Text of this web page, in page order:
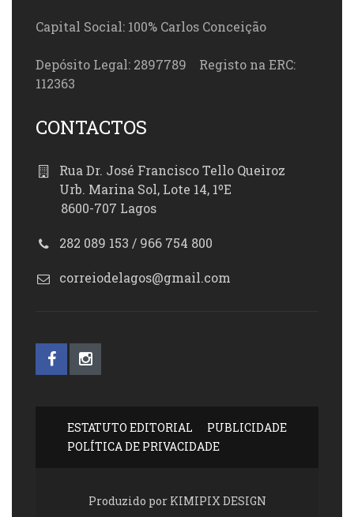
Capital Social: 100% Carlos Conceição
Depósito Legal: 2897789 Registo na ERC:
112363
CONTACTOS
Rua Dr. José Francisco Tello Queiroz
Urb. Marina Sol, Lote 14, 1ºE
8600-707 Lagos
282 089 153 / 966 754 800
correiodelagos@gmail.com
ESTATUTO EDITORIAL
PUBLICIDADE
POLÍTICA DE PRIVACIDADE
Produzido por KIMIPIX DESIGN